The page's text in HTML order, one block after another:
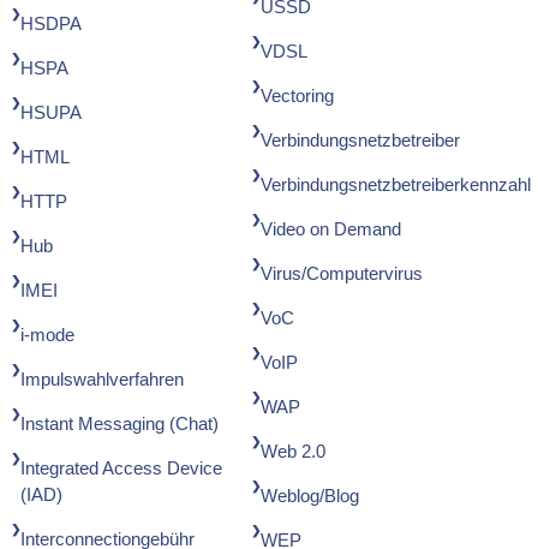
HSDPA
HSPA
HSUPA
HTML
HTTP
Hub
IMEI
i-mode
Impulswahlverfahren
Instant Messaging (Chat)
Integrated Access Device
(IAD)
Interconnectiongebühr
USSD
VDSL
Vectoring
Verbindungsnetzbetreiber
Verbindungsnetzbetreiberkennzahl
Video on Demand
Virus/Computervirus
VoC
VoIP
WAP
Web 2.0
Weblog/Blog
WEP